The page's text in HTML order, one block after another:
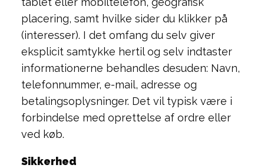
placering, samt hvilke sider du klikker på
(interesser). I det omfang du selv giver
eksplicit samtykke hertil og selv indtaster
informationerne behandles desuden: Navn,
telefonnummer, e-mail, adresse og
betalingsoplysninger. Det vil typisk være i
forbindelse med oprettelse af ordre eller
ved køb.
Sikkerhed